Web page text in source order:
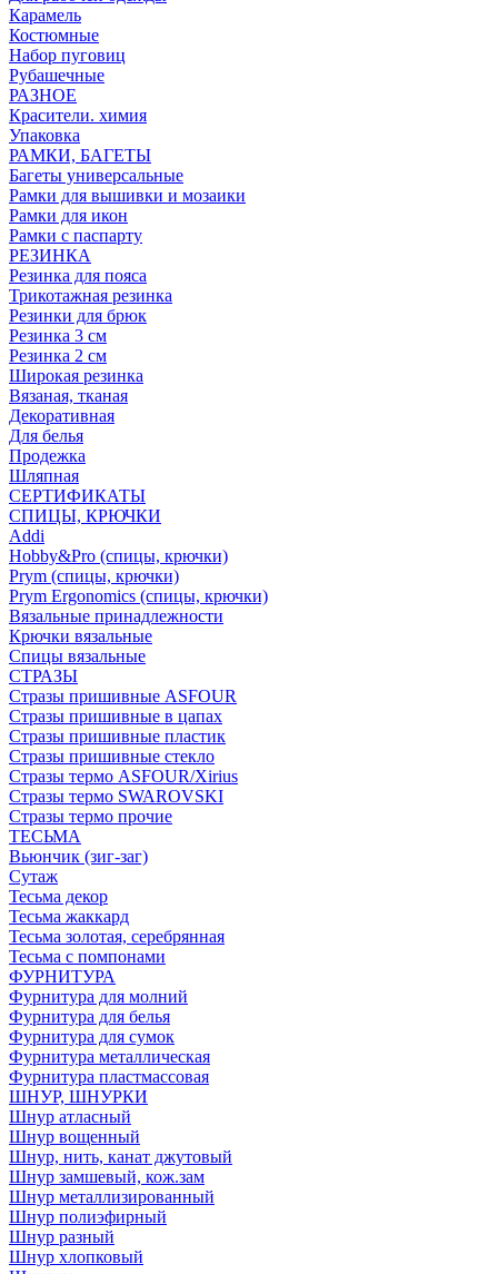
Карамель
Костюмные
Набор пуговиц
Рубашечные
РАЗНОЕ
Красители. химия
Упаковка
РАМКИ, БАГЕТЫ
Багеты универсальные
Рамки для вышивки и мозаики
Рамки для икон
Рамки с паспарту
РЕЗИНКА
Резинка для пояса
Трикотажная резинка
Резинки для брюк
Резинка 3 см
Резинка 2 см
Широкая резинка
Вязаная, тканая
Декоративная
Для белья
Продежка
Шляпная
СЕРТИФИКАТЫ
СПИЦЫ, КРЮЧКИ
Addi
Hobby&Pro (спицы, крючки)
Prym (спицы, крючки)
Prym Ergonomics (спицы, крючки)
Вязальные принадлежности
Крючки вязальные
Спицы вязальные
СТРАЗЫ
Стразы пришивные ASFOUR
Стразы пришивные в цапах
Стразы пришивные пластик
Стразы пришивные стекло
Стразы термо ASFOUR/Xirius
Стразы термо SWAROVSKI
Стразы термо прочие
ТЕСЬМА
Вьюнчик (зиг-заг)
Сутаж
Тесьма декор
Тесьма жаккард
Тесьма золотая, серебрянная
Тесьма с помпонами
ФУРНИТУРА
Фурнитура для молний
Фурнитура для белья
Фурнитура для сумок
Фурнитура металлическая
Фурнитура пластмассовая
ШНУР, ШНУРКИ
Шнур атласный
Шнур вощенный
Шнур, нить, канат джутовый
Шнур замшевый, кож.зам
Шнур металлизированный
Шнур полиэфирный
Шнур разный
Шнур хлопковый